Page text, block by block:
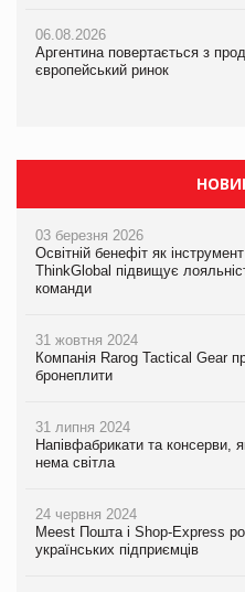
06.08.2026
Аргентина повертається з
європейський ринок
06.08.2026
Аргентина повертається з
європейський ринок
06.08.2026
Аргентина повертається з
європейський ринок
03 березня 2026
Освітній бенефіт як
ThinkGlobal підвищує
команди
31 жовтня 2024
Компанія Rarog Tactical Gear
бронеплити
31 липня 2024
Напівфабрикати та консерви,
нема світла
24 червня 2024
Meest Пошта і Shop-Express
українських підприємців